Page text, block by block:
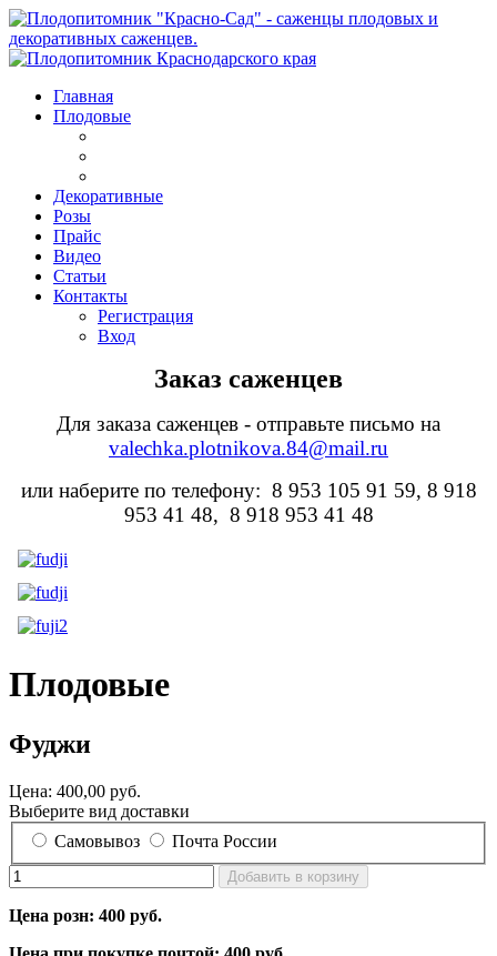
Главная
Плодовые
Декоративные
Розы
Прайс
Видео
Статьи
Контакты
Регистрация
Вход
Заказ саженцев
Для заказа саженцев - отправьте письмо на
valechka.plotnikova.84@mail.ru
или наберите по телефону: 8 953 105 91 59, 8 918
953 41 48, 8 918 953 41 48
Плодовые
Фуджи
Цена: 400,00 руб.
Выберите вид доставки
Самовывоз
Почта России
Цена розн: 400 руб.